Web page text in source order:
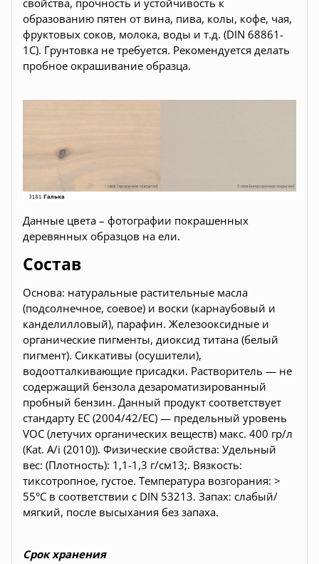
свойства, прочность и устойчивость к
образованию пятен от вина, пива, колы, кофе, чая,
фруктовых соков, молока, воды и т.д. (DIN 68861-
1C). Грунтовка не требуется. Рекомендуется делать
пробное окрашивание образца.
Данные цвета – фотографии покрашенных
деревянных образцов на ели.
Состав
Основа: натуральные растительные масла
(подсолнечное, соевое) и воски (карнаубовый и
канделилловый), парафин. Железооксидные и
органические пигменты, диоксид титана (белый
пигмент). Сиккативы (осушители),
водоотталкивающие присадки. Растворитель — не
содержащий бензола дезароматизированный
пробный бензин. Данный продукт соответствует
стандарту ЕС (2004/42/ЕС) — предельный уровень
VOC (летучих органических веществ) макс. 400 гр/л
(Kat. A/i (2010)). Физические свойства: Удельный
вес: (Плотность): 1,1-1,3 г/см13;. Вязкость:
тиксотропное, густое. Температура возгорания: >
55°C в соответствии с DIN 53213. Запах: слабый/
мягкий, после высыхания без запаха.
Срок хранения